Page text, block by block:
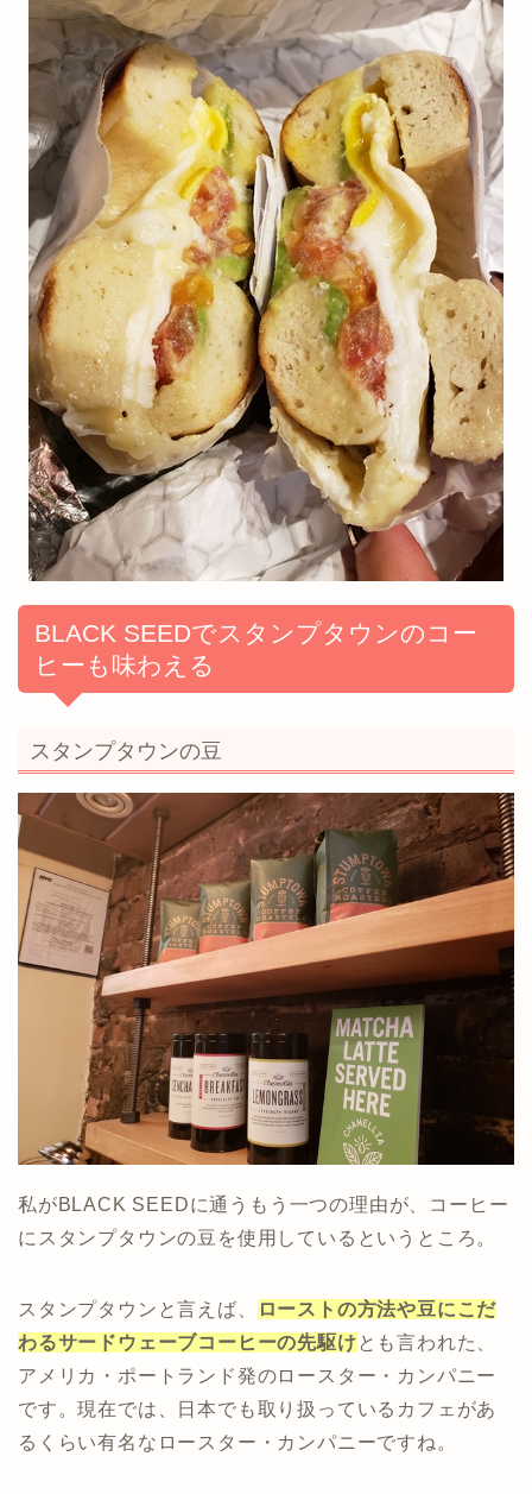
BLACK SEEDでスタンプタウンのコー
ヒーも味わえる
スタンプタウンの豆
私がBLACK SEEDに通うもう一つの理由が、コーヒー
にスタンプタウンの豆を使用しているというところ。
スタンプタウンと言えば、
ローストの方法や豆にこだ
わるサードウェーブコーヒーの先駆けとも言われた、
アメリカ・ポートランド発のロースター・カンパニー
です。現在では、日本でも取り扱っているカフェがあ
るくらい有名なロースター・カンパニーですね。